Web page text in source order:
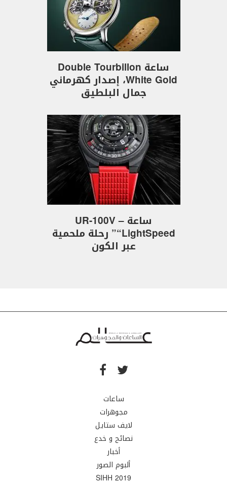
ساعة Double Tourbillon
White Gold، إصدار كهرماني
جمال البلطيق
ساعة UR-100V –
“LightSpeed” رحلة ملحمية
عبر الكون
ساعات
مجوهرات
لايف ستايل
نصائح و خدع
أخبار
ألبوم الصور
SIHH 2019